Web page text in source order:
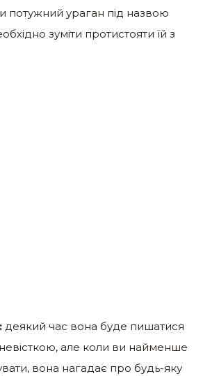
потужний ураган під назвою
зуміти протистояти їй з
деякий час вона буде пишатися
але коли ви найменше
вона нагадає про будь-яку